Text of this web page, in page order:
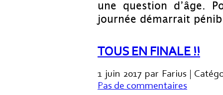
une question d’âge.
journée démarrait
TOUS EN FINALE !!
1 juin 2017 par Farius |
Pas de commentaires